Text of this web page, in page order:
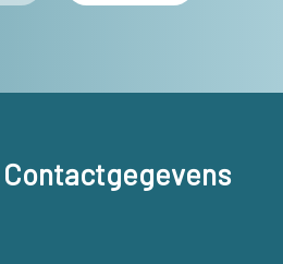
Contactgegevens